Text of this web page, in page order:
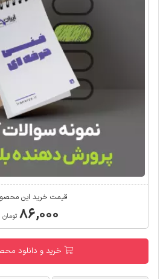
قیمت خرید این
۸۶,۰۰۰ تومان
خرید و دانلود